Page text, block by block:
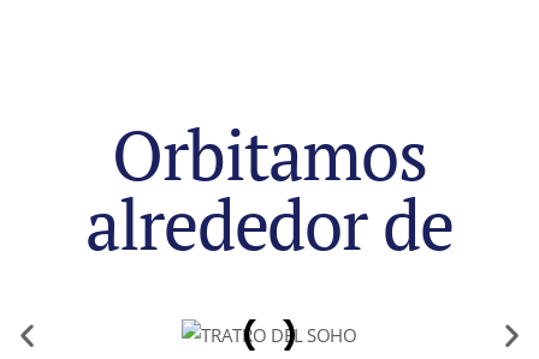
Orbitamos
alrededor de